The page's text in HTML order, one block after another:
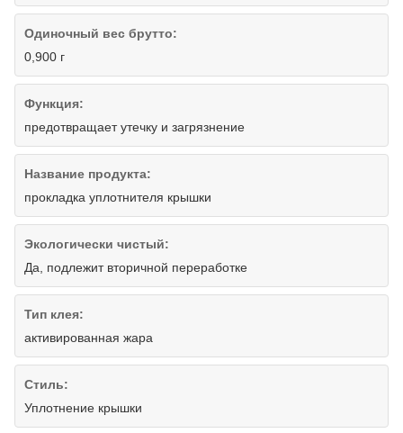
Одиночный вес брутто:
0,900 г
Функция:
предотвращает утечку и загрязнение
Название продукта:
прокладка уплотнителя крышки
Экологически чистый:
Да, подлежит вторичной переработке
Тип клея:
активированная жара
Стиль:
Уплотнение крышки